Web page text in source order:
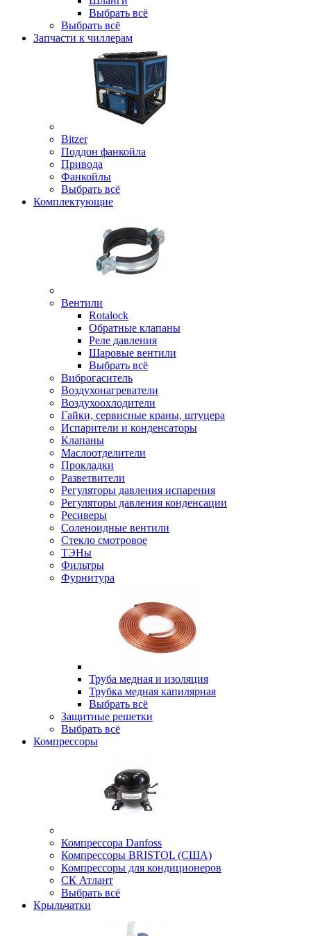
Выбрать всё
Выбрать всё
Запчасти к чиллерам
Bitzer
Поддон фанкойла
Привода
Фанкойлы
Выбрать всё
Комплектующие
Вентили
Rotalock
Обратные клапаны
Реле давления
Шаровые вентили
Выбрать всё
Виброгаситель
Воздухонагреватели
Воздухоохлодители
Гайки, сервисные краны, штуцера
Испарители и конденсаторы
Клапаны
Маслоотделители
Прокладки
Разветвители
Регуляторы давления испарения
Регуляторы давления конденсации
Ресиверы
Соленоидные вентили
Стекло смотровое
ТЭНы
Фильтры
Фурнитура
Труба медная и изоляция
Трубка медная капилярная
Выбрать всё
Защитные решетки
Выбрать всё
Компрессоры
Компрессора Danfoss
Компрессоры BRISTOL (США)
Компрессоры для кондиционеров
СК Атлант
Выбрать всё
Крыльчатки